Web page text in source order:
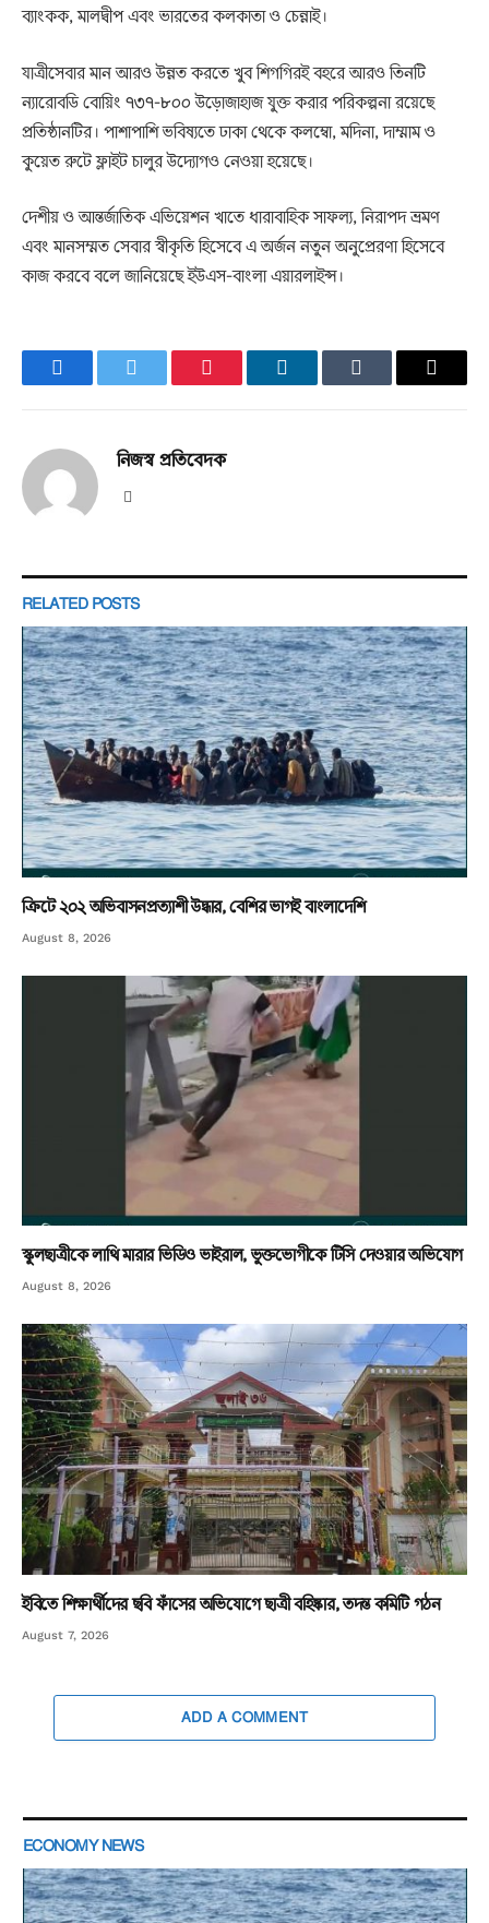
ব্যাংকক, মালদ্বীপ এবং ভারতের কলকাতা ও চেন্নাই।
যাত্রীসেবার মান আরও উন্নত করতে খুব শিগগিরই বহরে আরও তিনটি
ন্যারোবডি বোয়িং ৭৩৭-৮০০ উড়োজাহাজ যুক্ত করার পরিকল্পনা রয়েছে
প্রতিষ্ঠানটির। পাশাপাশি ভবিষ্যতে ঢাকা থেকে কলম্বো, মদিনা, দাম্মাম ও
কুয়েত রুটে ফ্লাইট চালুর উদ্যোগও নেওয়া হয়েছে।
দেশীয় ও আন্তর্জাতিক এভিয়েশন খাতে ধারাবাহিক সাফল্য, নিরাপদ ভ্রমণ
এবং মানসম্মত সেবার স্বীকৃতি হিসেবে এ অর্জন নতুন অনুপ্রেরণা হিসেবে
কাজ করবে বলে জানিয়েছে ইউএস-বাংলা এয়ারলাইন্স।
FacebookTwitter PinterestLinkedInTumblr Email
নিজস্ব প্রতিবেদক
RELATED POSTS
ক্রিটে ২০২ অভিবাসনপ্রত্যাশী উদ্ধার, বেশির ভাগই বাংলাদেশি
August 8, 2026
স্কুলছাত্রীকে লাথি মারার ভিডিও ভাইরাল, ভুক্তভোগীকে টিসি দেওয়ার অভিযোগ
August 8, 2026
ইবিতে শিক্ষার্থীদের ছবি ফাঁসের অভিযোগে ছাত্রী বহিষ্কার, তদন্ত কমিটি গঠন
August 7, 2026
ADD A COMMENT
ECONOMY NEWS